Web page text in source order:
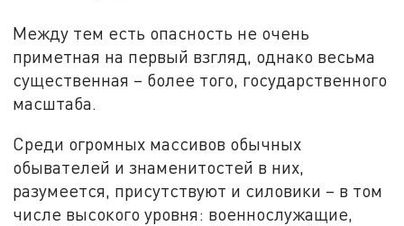
Между тем есть опасность не очень
приметная на первый взгляд, однако весьма
существенная – более того, государственного
масштаба.
Среди огромных массивов обычных
обывателей и знаменитостей в них,
разумеется, присутствуют и силовики – в том
числе высокого уровня: военнослужащие,